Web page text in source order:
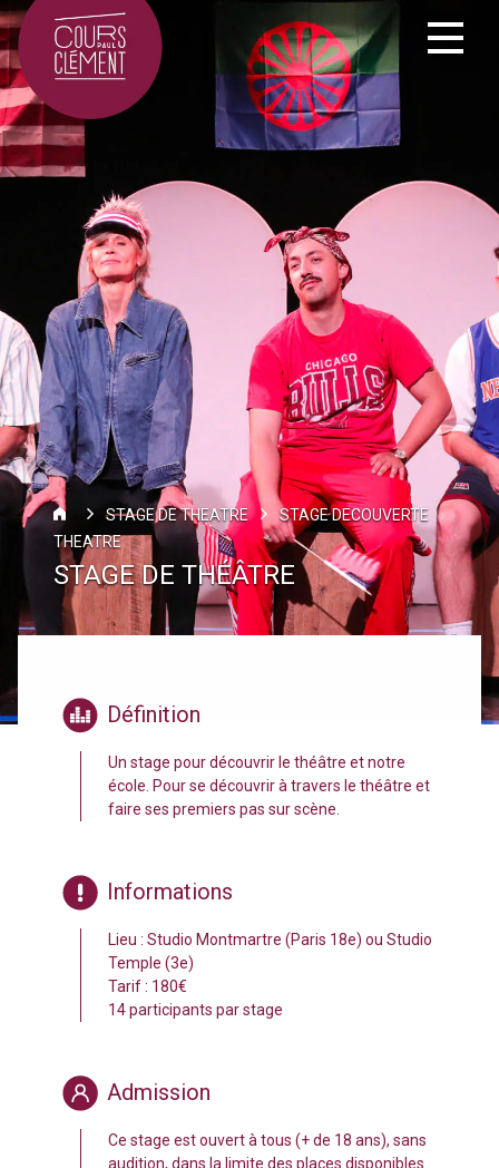
STAGE DE THEATRE
STAGE DECOUVERTE
THEATRE
STAGE DE THÉÂTRE
Définition
Un stage pour découvrir le théâtre et notre
école. Pour se découvrir à travers le théâtre et
faire ses premiers pas sur scène.
Informations
Lieu : Studio Montmartre (Paris 18e) ou Studio
Temple (3e)
Tarif : 180€
14 participants par stage
Admission
Ce stage est ouvert à tous (+ de 18 ans), sans
audition, dans la limite des places disponibles.